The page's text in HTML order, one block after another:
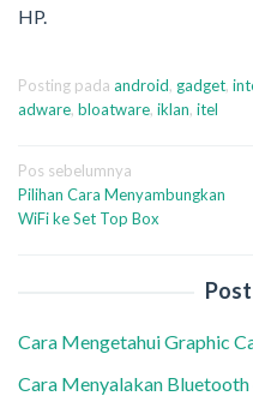
HP.
Posting pada android, gadget,
adware, bloatware, iklan, itel
Navigasi
pos
Pos sebelumnya
Pilihan Cara Menyambungkan
WiFi ke Set Top Box
Cara Mengetahui Graphic
Cara Menyalakan Bluetooth